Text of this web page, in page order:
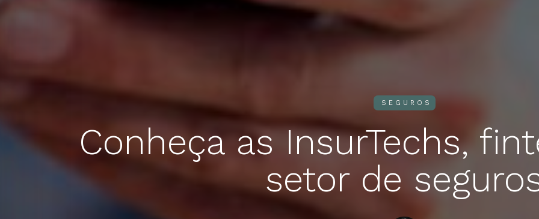
SEGUROS
Conheça as InsurTechs,
setor de